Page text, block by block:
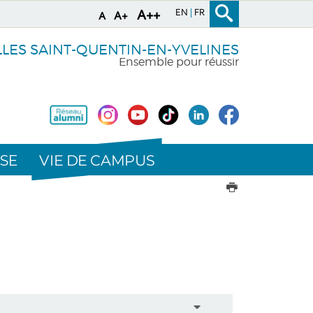
A A+ A++ EN FR
SAINT-QUENTIN-EN-YVELINES
Ensemble pour réussir
VIE DE CAMPUS
IMPRIMER